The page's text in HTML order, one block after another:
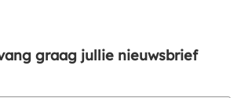
graag jullie nieuwsbrief